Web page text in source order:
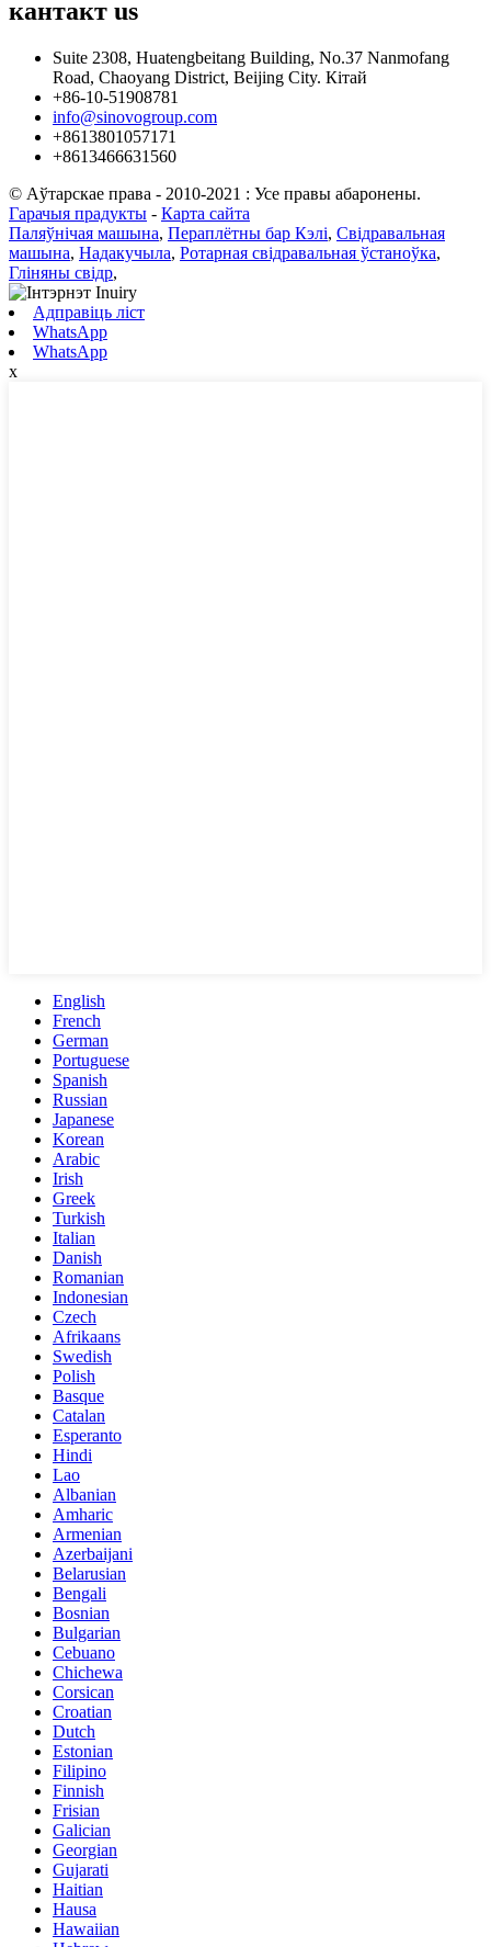
кантакт us
Suite 2308, Huatengbeitang Building, No.37 Nanmofang
Road, Chaoyang District, Beijing City. Кітай
+86-10-51908781
info@sinovogroup.com
+8613801057171
+8613466631560
© Аўтарскае права - 2010-2021 : Усе правы абаронены.
Гарачыя прадукты - Карта сайта
Паляўнічая машына, Пераплётны бар Кэлі, Свідравальная
машына, Надакучыла, Ротарная свідравальная ўстаноўка,
Гліняны свідр,
Адправіць ліст
WhatsApp
WhatsApp
x
English
French
German
Portuguese
Spanish
Russian
Japanese
Korean
Arabic
Irish
Greek
Turkish
Italian
Danish
Romanian
Indonesian
Czech
Afrikaans
Swedish
Polish
Basque
Catalan
Esperanto
Hindi
Lao
Albanian
Amharic
Armenian
Azerbaijani
Belarusian
Bengali
Bosnian
Bulgarian
Cebuano
Chichewa
Corsican
Croatian
Dutch
Estonian
Filipino
Finnish
Frisian
Galician
Georgian
Gujarati
Haitian
Hausa
Hawaiian